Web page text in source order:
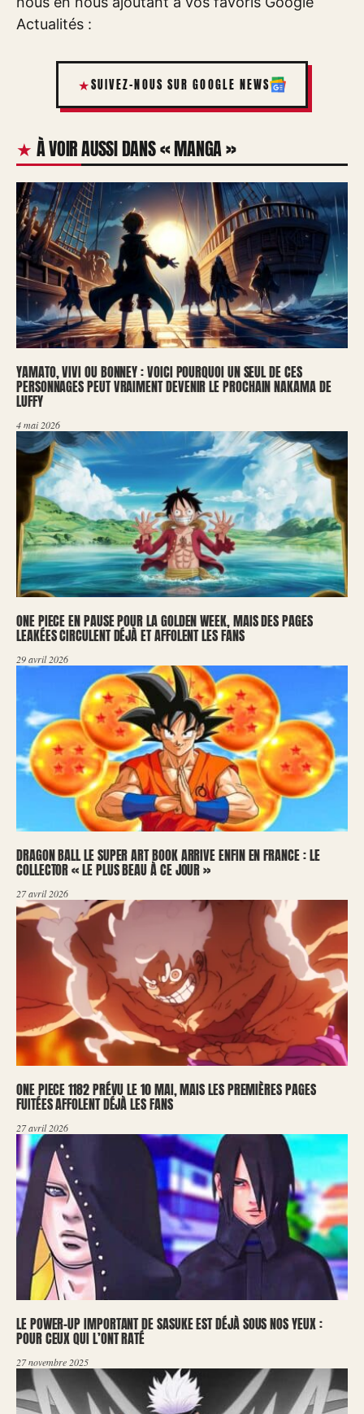
Actualités :
SUIVEZ-NOUS SUR GOOGLE NEWS
À VOIR AUSSI DANS « MANGA »
YAMATO, VIVI OU BONNEY : VOICI POURQUOI UN SEUL DE CES
PERSONNAGES PEUT VRAIMENT DEVENIR LE PROCHAIN NAKAMA DE
LUFFY
4 mai 2026
ONE PIECE EN PAUSE POUR LA GOLDEN WEEK, MAIS DES PAGES
LEAKÉES CIRCULENT DÉJÀ ET AFFOLENT LES FANS
29 avril 2026
DRAGON BALL LE SUPER ART BOOK ARRIVE ENFIN EN FRANCE : LE
COLLECTOR « LE PLUS BEAU À CE JOUR »
27 avril 2026
ONE PIECE 1182 PRÉVU LE 10 MAI, MAIS LES PREMIÈRES PAGES
FUITÉES AFFOLENT DÉJÀ LES FANS
27 avril 2026
LE POWER-UP IMPORTANT DE SASUKE EST DÉJÀ SOUS NOS YEUX :
POUR CEUX QUI L’ONT RATÉ
27 novembre 2025